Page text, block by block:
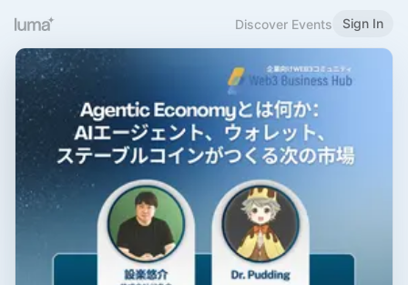
Discover Events Sign In